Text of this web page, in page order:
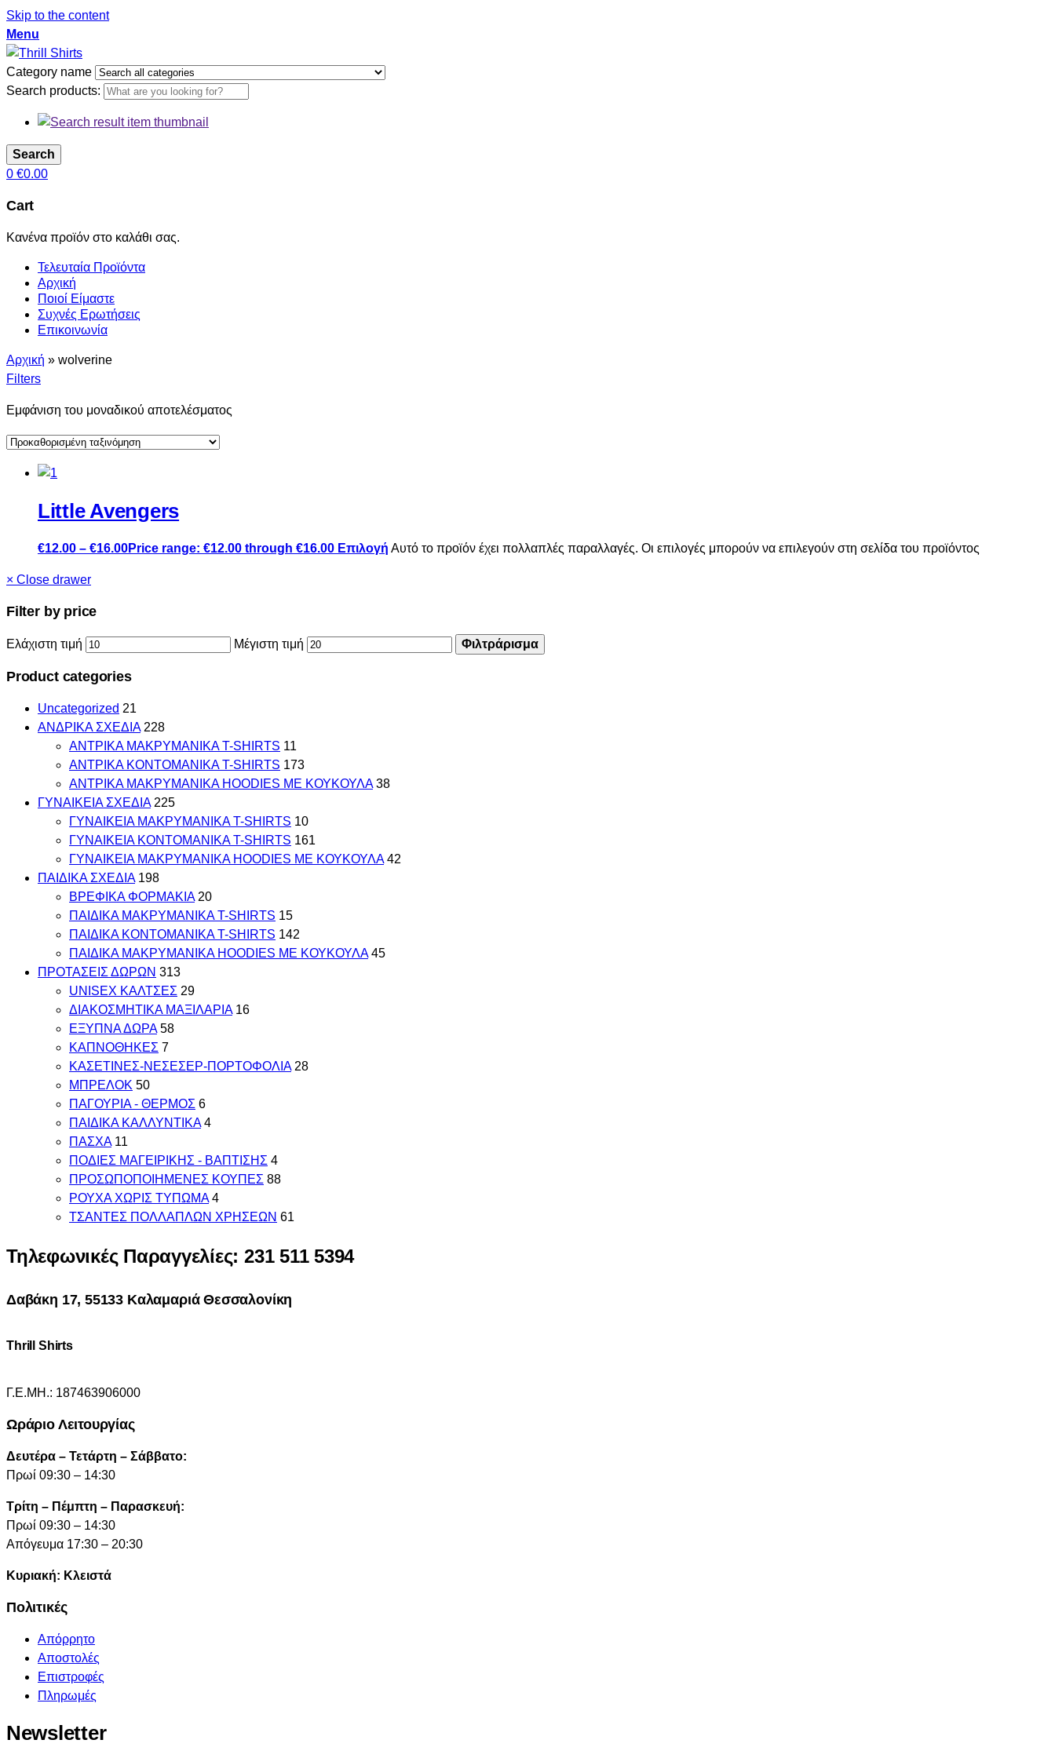
Skip to the content
Menu
Category name
Search products:
Search
0 €0.00
Cart
Κανένα προϊόν στο καλάθι σας.
Τελευταία Προϊόντα
Αρχική
Ποιοί Είμαστε
Συχνές Ερωτήσεις
Επικοινωνία
Αρχική » wolverine
Filters
Εμφάνιση του μοναδικού αποτελέσματος
Little Avengers
€12.00 – €16.00Price range: €12.00 through €16.00 Επιλογή Αυτό το προϊόν έχει πολλαπλές παραλλαγές. Οι επιλογές μπορούν να επιλεγούν στη σελίδα του προϊόντος
× Close drawer
Filter by price
Ελάχιστη τιμή Μέγιστη τιμή Φιλτράρισμα
Product categories
Uncategorized 21
ΑΝΔΡΙΚΑ ΣΧΕΔΙΑ 228
ΑΝΤΡΙΚΑ MAKΡYMANIKA T-SHIRTS 11
ΑΝΤΡΙΚΑ ΚΟΝΤΟΜΑΝΙΚΑ T-SHIRTS 173
ΑΝΤΡΙΚΑ ΜΑΚΡΥΜΑΝΙΚΑ HOODIES ΜΕ ΚΟΥΚΟΥΛΑ 38
ΓΥΝΑΙΚΕΙΑ ΣΧΕΔΙΑ 225
ΓΥΝΑΙΚΕΙΑ MAKΡYMANIKA T-SHIRTS 10
ΓΥΝΑΙΚΕΙΑ ΚΟΝΤΟΜΑΝΙΚΑ T-SHIRTS 161
ΓΥΝΑΙΚΕΙΑ ΜΑΚΡΥΜΑΝΙΚΑ HOODIES ΜΕ ΚΟΥΚΟΥΛΑ 42
ΠΑΙΔΙΚΑ ΣΧΕΔΙΑ 198
ΒΡΕΦΙΚΑ ΦΟΡΜΑΚΙΑ 20
ΠΑΙΔΙΚΑ MAKΡYMANIKA T-SHIRTS 15
ΠΑΙΔΙΚΑ ΚΟΝΤΟΜΑΝΙΚΑ T-SHIRTS 142
ΠΑΙΔΙΚΑ ΜΑΚΡΥΜΑΝΙΚΑ HOODIES ΜΕ ΚΟΥΚΟΥΛΑ 45
ΠΡΟΤΑΣΕΙΣ ΔΩΡΩΝ 313
UNISEX ΚΑΛΤΣΕΣ 29
ΔΙΑΚΟΣΜΗΤΙΚΑ ΜΑΞΙΛΑΡΙΑ 16
ΕΞΥΠΝΑ ΔΩΡΑ 58
ΚΑΠΝΟΘΗΚΕΣ 7
ΚΑΣΕΤΙΝΕΣ-ΝΕΣΕΣΕΡ-ΠΟΡΤΟΦΟΛΙΑ 28
ΜΠΡΕΛΟΚ 50
ΠΑΓΟΥΡΙΑ - ΘΕΡΜΟΣ 6
ΠΑΙΔΙΚΑ ΚΑΛΛΥΝΤΙΚΑ 4
ΠΑΣΧΑ 11
ΠΟΔΙΕΣ ΜΑΓΕΙΡΙΚΗΣ - ΒΑΠΤΙΣΗΣ 4
ΠΡΟΣΩΠΟΠΟΙΗΜΕΝΕΣ ΚΟΥΠΕΣ 88
ΡΟΥΧΑ ΧΩΡΙΣ ΤΥΠΩΜΑ 4
ΤΣΑΝΤΕΣ ΠΟΛΛΑΠΛΩΝ ΧΡΗΣΕΩΝ 61
Τηλεφωνικές Παραγγελίες: 231 511 5394
Δαβάκη 17, 55133 Καλαμαριά Θεσσαλονίκη
Thrill Shirts
Γ.Ε.ΜΗ.: 187463906000
Ωράριο Λειτουργίας
Δευτέρα – Τετάρτη – Σάββατο:
Πρωί 09:30 – 14:30
Τρίτη – Πέμπτη – Παρασκευή:
Πρωί 09:30 – 14:30
Απόγευμα 17:30 – 20:30
Κυριακή: Κλειστά
Πολιτικές
Απόρρητο
Αποστολές
Επιστροφές
Πληρωμές
Newsletter